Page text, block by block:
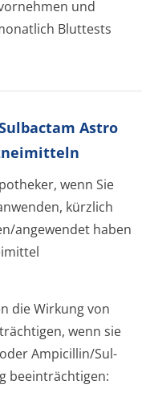
und
Bluttests
Astro
wenn Sie
kürzlich
an­gewendet haben
die Wirkung von
wenn sie
Ampicillin/Sul­
beeinträchtigen: